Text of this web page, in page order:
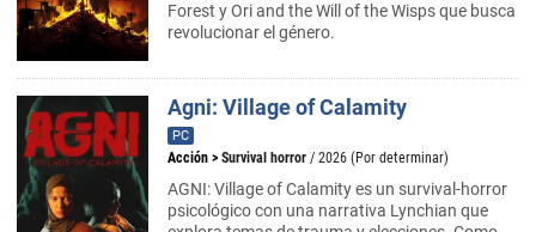
Forest y Ori and the Will of the Wisps que busca
revolucionar el género.
Agni: Village of Calamity
PC
Acción > Survival horror / 2026 (Por determinar)
AGNI: Village of Calamity es un survival-horror
psicológico con una narrativa Lynchian que